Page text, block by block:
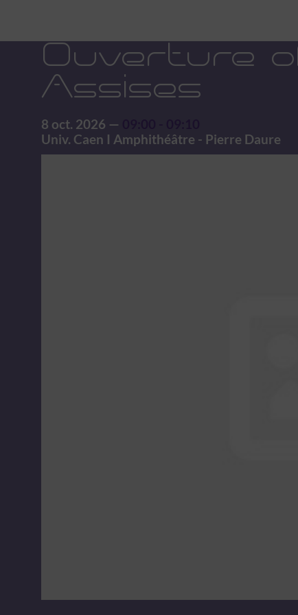
Ouverture
Assises
8 oct. 2026 —
Univ. Caen I Amphithéâtre - Pierre Daure